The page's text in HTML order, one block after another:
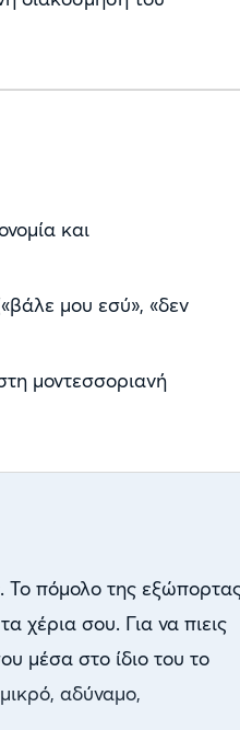
και
μου εσύ», «δεν
μοντεσσοριανή
Το πόμολο της
χέρια σου. Για να πιεις
μέσα στο ίδιο του το
αδύναμο,